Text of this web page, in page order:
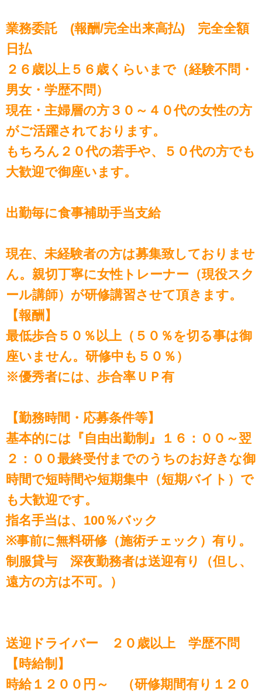
業務委託 (報酬/完全出来高払) 完全全額
日払
２６歳以上５６歳くらいまで（経験不問・
男女・学歴不問）
現在・主婦層の方３０～４０代の女性の方
がご活躍されております。
もちろん２０代の若手や、５０代の方でも
大歓迎で御座います。
出勤毎に食事補助手当支給
現在、未経験者の方は募集致しておりませ
ん。親切丁寧に女性トレーナー（現役スク
ール講師）が研修講習させて頂きます。
【報酬】
最低歩合５０％以上（５０％を切る事は御
座いません。研修中も５０％）
※優秀者には、歩合率ＵＰ有
【勤務時間・応募条件等】
基本的には『自由出勤制』１６：００～翌
２：００最終受付までのうちのお好きな御
時間で短時間や短期集中（短期バイト）で
も大歓迎です。
指名手当は、100％バック
※事前に無料研修（施術チェック）有り。
制服貸与 深夜勤務者は送迎有り（但し、
遠方の方は不可。）
送迎ドライバー ２０歳以上 学歴不問
【時給制】
時給１２００円～ （研修期間有り１２０